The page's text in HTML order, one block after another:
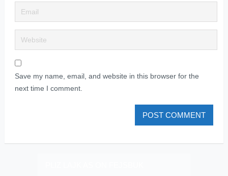
Save my name, email, and website in this browser for the
next time I comment.